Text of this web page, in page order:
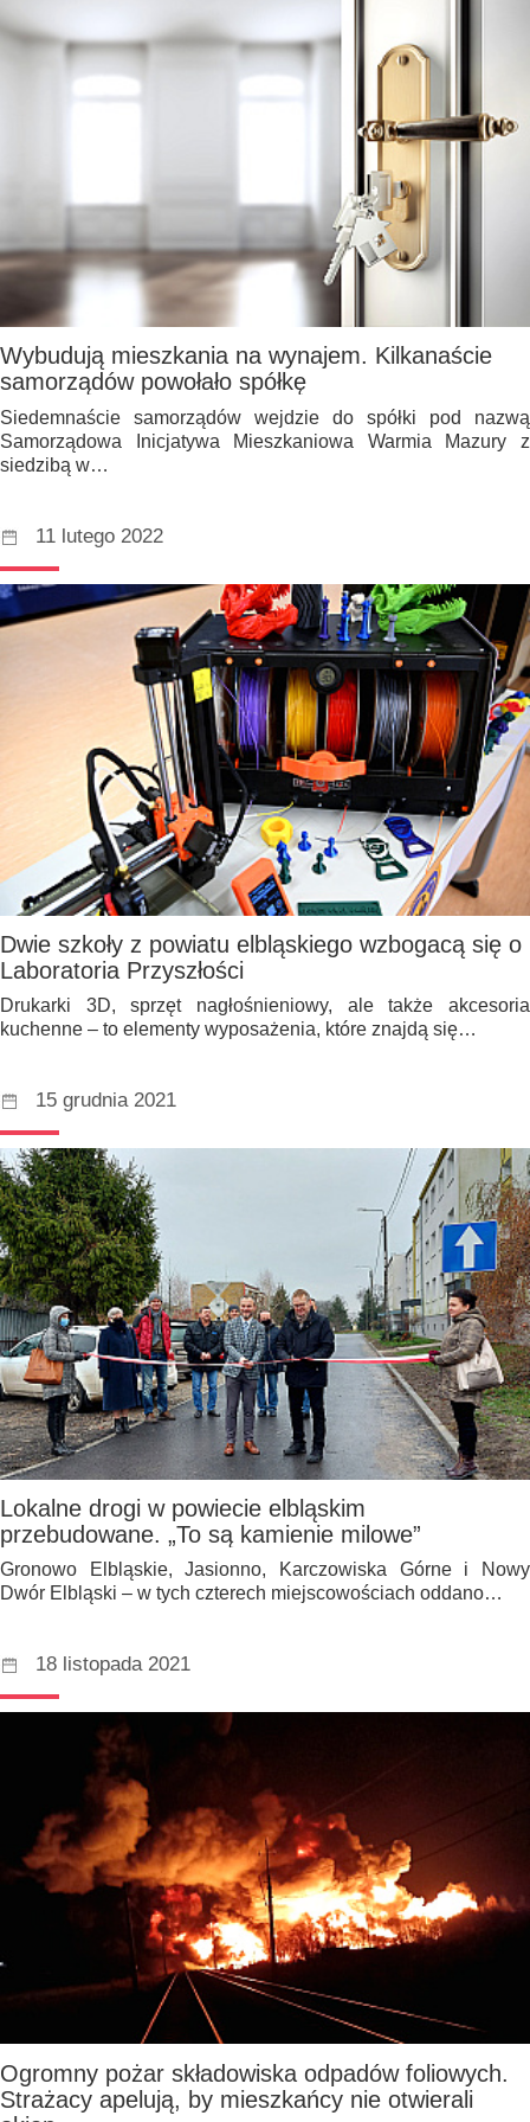
Wybudują mieszkania na wynajem. Kilkanaście
samorządów powołało spółkę
Siedemnaście samorządów wejdzie do spółki pod nazwą
Samorządowa Inicjatywa Mieszkaniowa Warmia Mazury z
siedzibą w…
11 lutego 2022
Dwie szkoły z powiatu elbląskiego wzbogacą się o
Laboratoria Przyszłości
Drukarki 3D, sprzęt nagłośnieniowy, ale także akcesoria
kuchenne – to elementy wyposażenia, które znajdą się…
15 grudnia 2021
Lokalne drogi w powiecie elbląskim
przebudowane. „To są kamienie milowe”
Gronowo Elbląskie, Jasionno, Karczowiska Górne i Nowy
Dwór Elbląski – w tych czterech miejscowościach oddano…
18 listopada 2021
Ogromny pożar składowiska odpadów foliowych.
Strażacy apelują, by mieszkańcy nie otwierali